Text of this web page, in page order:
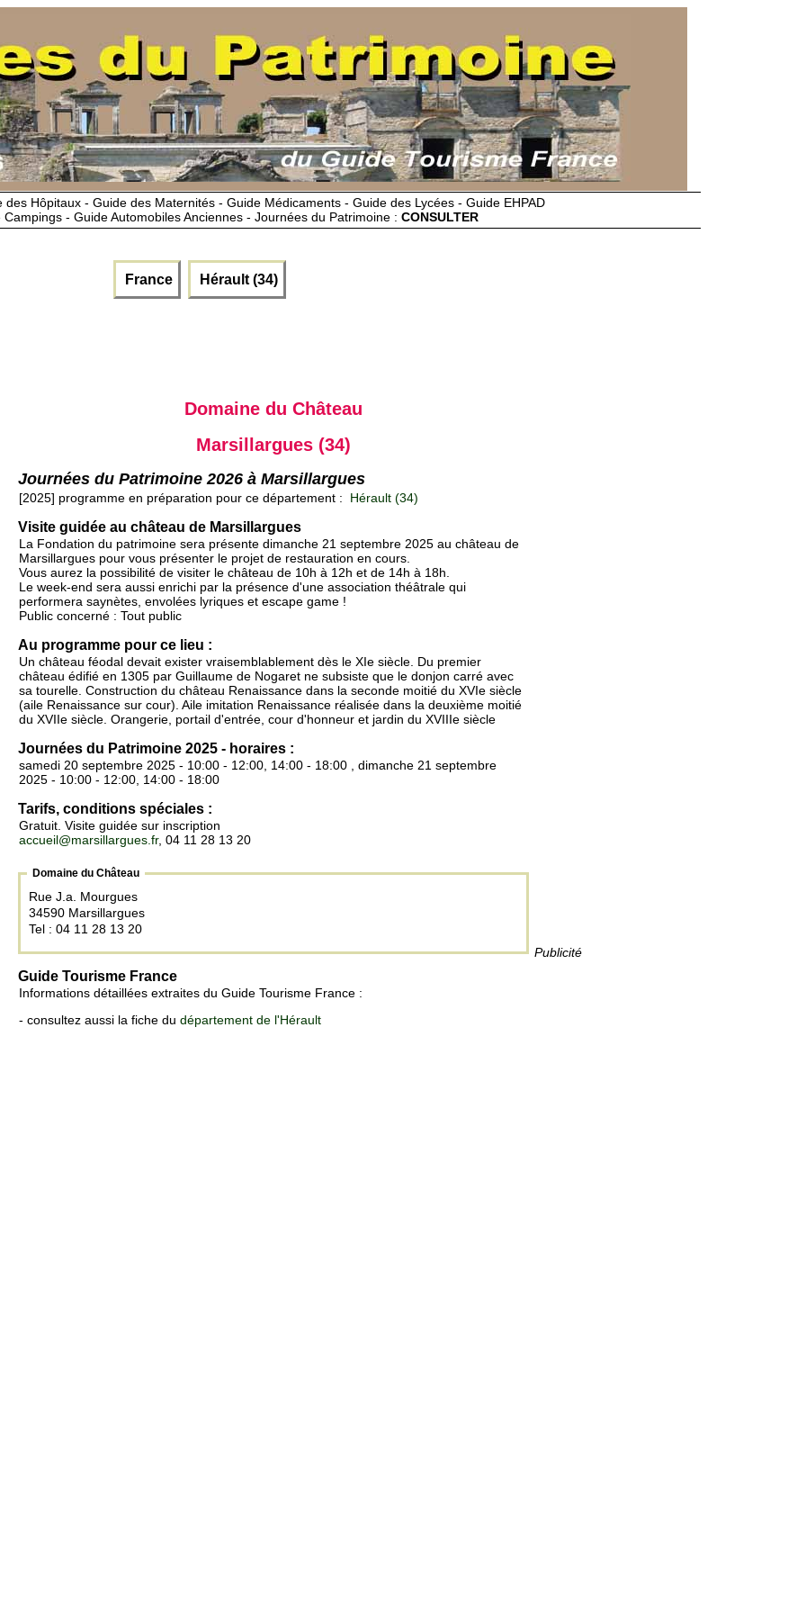
Hôpitaux - Guide des Maternités - Guide Médicaments - Guide des Lycées - Guide EHPAD
- Guide Automobiles Anciennes - Journées du Patrimoine : CONSULTER
France Hérault (34)
Publicité
Domaine du Château
Marsillargues (34)
Journées du Patrimoine 2026 à Marsillargues
[2025] programme en préparation pour ce département : Hérault (34)
Visite guidée au château de Marsillargues
La Fondation du patrimoine sera présente dimanche 21 septembre 2025 au château de
Marsillargues pour vous présenter le projet de restauration en cours.
Vous aurez la possibilité de visiter le château de 10h à 12h et de 14h à 18h.
Le week-end sera aussi enrichi par la présence d'une association théâtrale qui
performera saynètes, envolées lyriques et escape game !
Public concerné : Tout public
Au programme pour ce lieu :
Un château féodal devait exister vraisemblablement dès le XIe siècle. Du premier
château édifié en 1305 par Guillaume de Nogaret ne subsiste que le donjon carré avec
sa tourelle. Construction du château Renaissance dans la seconde moitié du XVIe siècle
(aile Renaissance sur cour). Aile imitation Renaissance réalisée dans la deuxième moitié
du XVIIe siècle. Orangerie, portail d'entrée, cour d'honneur et jardin du XVIIIe siècle
Journées du Patrimoine 2025 - horaires :
samedi 20 septembre 2025 - 10:00 - 12:00, 14:00 - 18:00 , dimanche 21 septembre
2025 - 10:00 - 12:00, 14:00 - 18:00
Tarifs, conditions spéciales :
Gratuit. Visite guidée sur inscription
accueil@marsillargues.fr, 04 11 28 13 20
Domaine du Château
Rue J.a. Mourgues
34590 Marsillargues
Tel : 04 11 28 13 20
Guide Tourisme France
Informations détaillées extraites du Guide Tourisme France :
- consultez aussi la fiche du département de l'Hérault